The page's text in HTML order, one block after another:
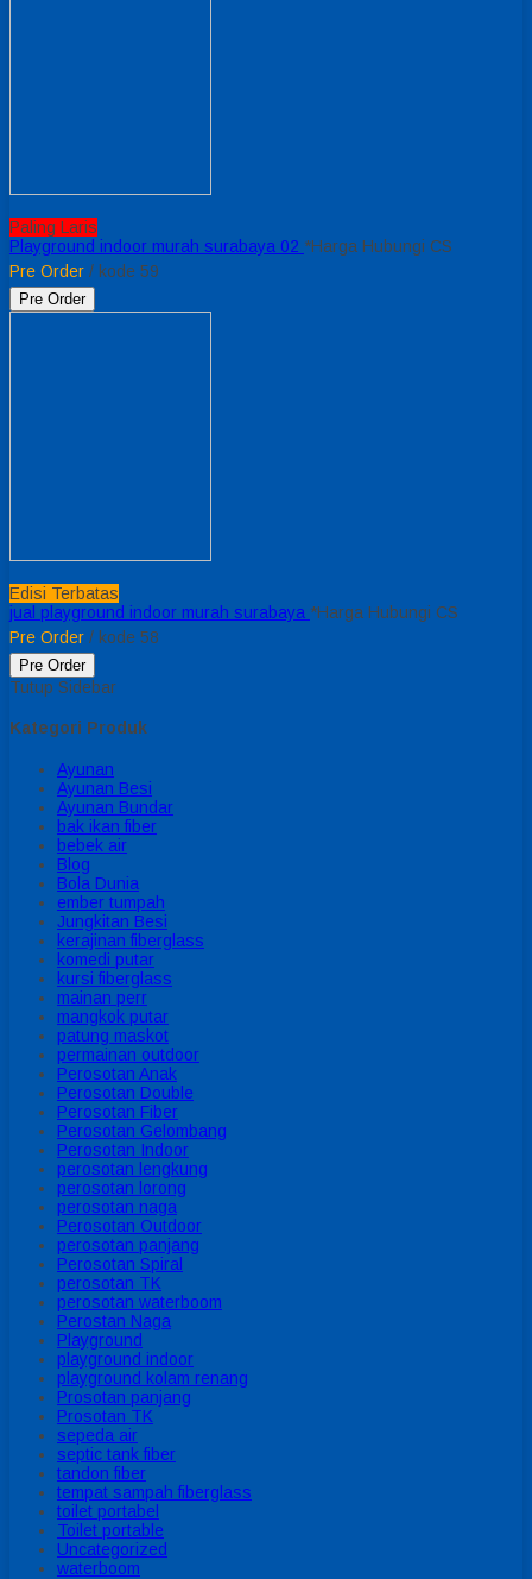
Paling Laris
Playground indoor murah surabaya 02 *Harga Hubungi CS
Pre Order / kode 59
Pre Order
Edisi Terbatas
jual playground indoor murah surabaya *Harga Hubungi CS
Pre Order / kode 58
Pre Order
Tutup Sidebar
Kategori Produk
Ayunan
Ayunan Besi
Ayunan Bundar
bak ikan fiber
bebek air
Blog
Bola Dunia
ember tumpah
Jungkitan Besi
kerajinan fiberglass
komedi putar
kursi fiberglass
mainan perr
mangkok putar
patung maskot
permainan outdoor
Perosotan Anak
Perosotan Double
Perosotan Fiber
Perosotan Gelombang
Perosotan Indoor
perosotan lengkung
perosotan lorong
perosotan naga
Perosotan Outdoor
perosotan panjang
Perosotan Spiral
perosotan TK
perosotan waterboom
Perostan Naga
Playground
playground indoor
playground kolam renang
Prosotan panjang
Prosotan TK
sepeda air
septic tank fiber
tandon fiber
tempat sampah fiberglass
toilet portabel
Toilet portable
Uncategorized
waterboom